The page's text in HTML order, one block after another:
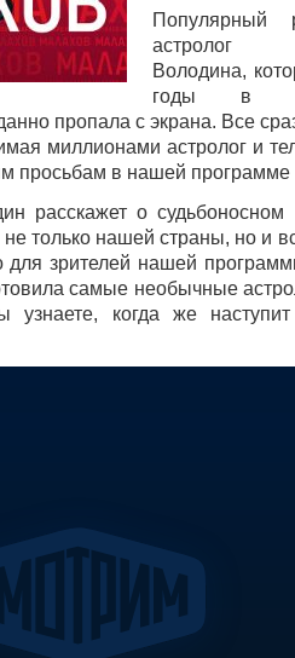
Популярный
астролог
Володина,
годы в
пропала с экрана. Все
миллионами астролог и
просьбам в нашей программе
расскажет о судьбоносном
не только нашей страны, но и
для зрителей нашей
самые необычные
узнаете, когда же